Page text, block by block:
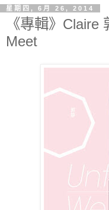
星期四, 6月 26, 2014
《專輯》
Meet